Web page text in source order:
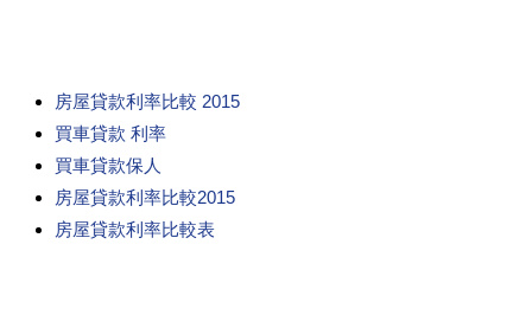
房屋貸款利率比較 2015
買車貸款 利率
買車貸款保人
房屋貸款利率比較2015
房屋貸款利率比較表